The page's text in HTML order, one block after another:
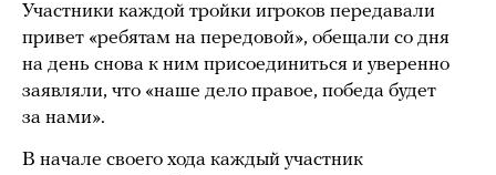
Участники каждой тройки игроков передавали
привет «ребятам на передовой», обещали со дня
на день снова к ним присоединиться и уверенно
заявляли, что «наше дело правое, победа будет
за нами».
В начале своего хода каждый участник